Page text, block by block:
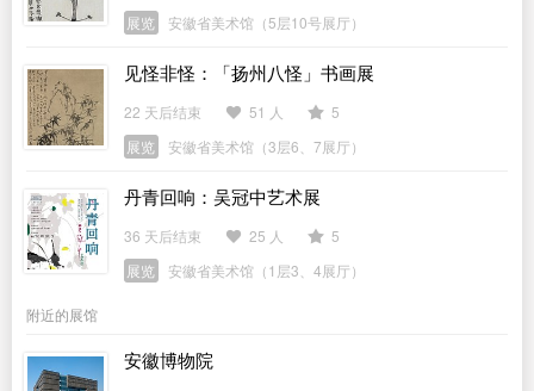
展览
安徽省美术馆（5层10号展厅）
见怪非怪：「扬州八怪」书画展
22 天后结束 51 人
5
展览
安徽省美术馆（3层6、7展厅）
丹青回响：吴冠中艺术展
36 天后结束 25 人
5
展览
安徽省美术馆（1层3、4展厅）
附近的展馆
安徽博物院